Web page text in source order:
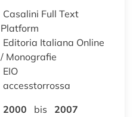
Casalini Full Text
Platform
Editoria Italiana Online
/ Monografie
EIO
accesstorrossa
2000 bis 2007